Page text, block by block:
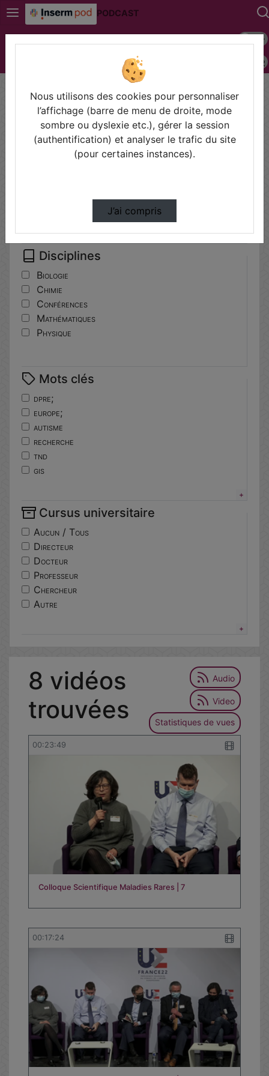
PODCAST
Mode
Police
8 vidéos
trouvées
Audio
Video
Statistiques de vues
00:23:49
Colloque Scientifique Maladies Rares | 7
00:17:24
Filtres
Types
Autre
Disciplines
Biologie
Chimie
Conférences
Mathématiques
Physique
Mots clés
dpre;
europe;
autisme
recherche
tnd
gis
neuro-developpement
translationnelle
centres
lorier
excellence
ethique
responsable
environnementale
Cursus universitaire
Aucun / Tous
Directeur
Docteur
Professeur
Chercheur
Autre
Nous utilisons des cookies pour personnaliser
l’affichage (barre de menu de droite, mode
sombre ou dyslexie etc.), gérer la session
(authentification) et analyser le trafic du site
(pour certaines instances).
J’ai compris